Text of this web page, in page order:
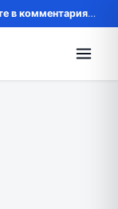
комментариях — ответим!